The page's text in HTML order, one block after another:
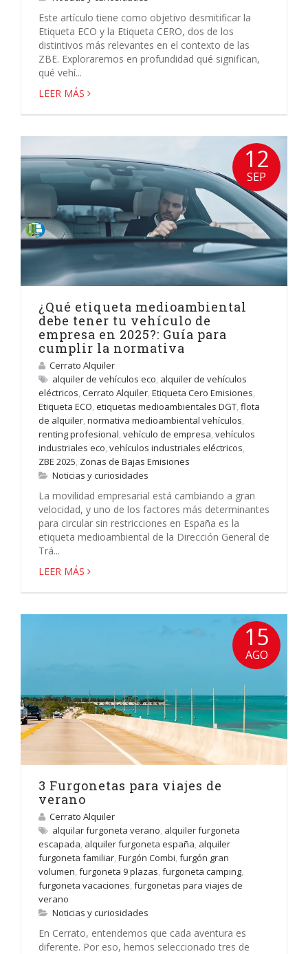
Este artículo tiene como objetivo desmitificar la
Etiqueta ECO y la Etiqueta CERO, dos de los
distintivos más relevantes en el contexto de las
ZBE. Exploraremos en profundidad qué significan,
qué vehí...
LEER MÁS
12
SEP
¿Qué etiqueta medioambiental
debe tener tu vehículo de
empresa en 2025?: Guía para
cumplir la normativa
Cerrato Alquiler
alquiler de vehículos eco, alquiler de vehículos
eléctricos, Cerrato Alquiler, Etiqueta Cero Emisiones,
Etiqueta ECO, etiquetas medioambientales DGT, flota
de alquiler, normativa medioambiental vehículos,
renting profesional, vehículo de empresa, vehículos
industriales eco, vehículos industriales eléctricos,
ZBE 2025, Zonas de Bajas Emisiones
Noticias y curiosidades
La movilidad empresarial está cambiando a gran
velocidad, y uno de los factores más determinantes
para circular sin restricciones en España es la
etiqueta medioambiental de la Dirección General de
Trá...
LEER MÁS
15
AGO
3 Furgonetas para viajes de
verano
Cerrato Alquiler
alquilar furgoneta verano, alquiler furgoneta
escapada, alquiler furgoneta españa, alquiler
furgoneta familiar, Furgón Combi, furgón gran
volumen, furgoneta 9 plazas, furgoneta camping,
furgoneta vacaciones, furgonetas para viajes de
verano
Noticias y curiosidades
En Cerrato, entendemos que cada aventura es
diferente. Por eso, hemos seleccionado tres de